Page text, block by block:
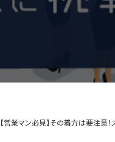
【営業マン必見】その着方は要注意